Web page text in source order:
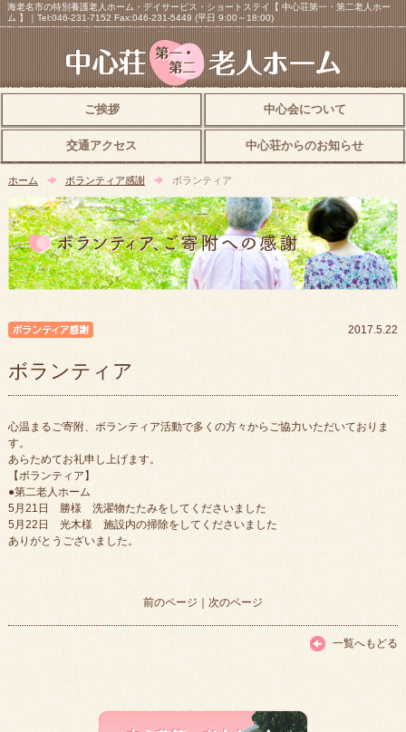
海老名市の特別養護老人ホーム・デイサービス・ショートステイ【 中心荘第一・第二老人ホー
ム 】｜Tel:046-231-7152 Fax:046-231-5449 (平日 9:00～18:00)
ご挨拶 中心会について
交通アクセス 中心荘からのお知らせ
ホーム ボランティア感謝 ボランティア
2017.5.22
ボランティア
心温まるご寄附、ボランティア活動で多くの方々からご協力いただいておりま
す。
あらためてお礼申し上げます。
【ボランティア】
●第二老人ホーム
5月21日 勝様 洗濯物たたみをしてくださいました
5月22日 光木様 施設内の掃除をしてくださいました
ありがとうございました。
前のページ ｜ 次のページ
一覧へもどる